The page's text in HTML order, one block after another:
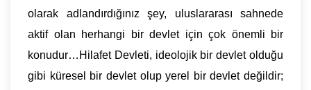
olarak adlandırdığınız şey, uluslararası sahnede
aktif olan herhangi bir devlet için çok önemli bir
konudur…Hilafet Devleti, ideolojik bir devlet olduğu
gibi küresel bir devlet olup yerel bir devlet değildir;